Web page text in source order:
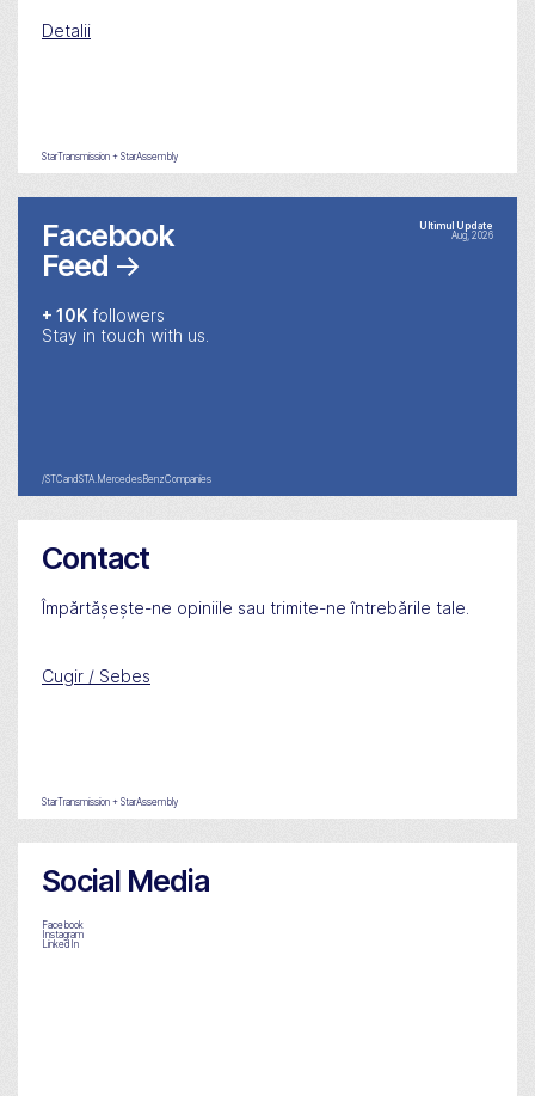
Detalii
StarTransmission + StarAssembly
Ultimul Update
Aug, 2026
Facebook
Feed →
+ 10K followers
Stay in touch with us.
/STCandSTA.MercedesBenzCompanies
Contact
Împărtășește-ne opiniile sau trimite-ne întrebările tale.
Cugir / Sebes
StarTransmission + StarAssembly
Social Media
Facebook
Instagram
LinkedIn